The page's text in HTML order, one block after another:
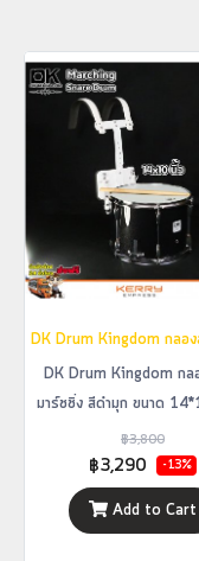
DK Drum Kingdom กลอง
DK Drum Kingdom กล
มาร์ชชิ่ง สีดำมุก ขนาด
พาเหรด กลองมาร์ชชิ่ง กลอง
Marching Snare
฿3,800
฿3,290 -13%
Add to Cart